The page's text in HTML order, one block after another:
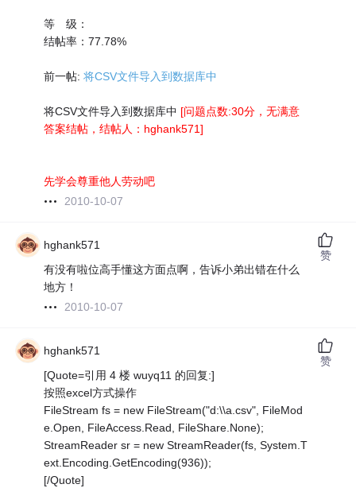
等 级：
结帖率：77.78%
前一帖:将CSV文件导入到数据库中
将CSV文件导入到数据库中 [问题点数:30分，无满意
答案结帖，结帖人：hghank571]
先学会尊重他人劳动吧
2010-10-07
hghank571
有没有啦位高手懂这方面点啊，告诉小弟出错在什么
地方！
2010-10-07
赞
hghank571
[Quote=引用 4 楼 wuyq11 的回复:]
按照excel方式操作
FileStream fs = new FileStream("d:\\a.csv", FileMod
e.Open, FileAccess.Read, FileShare.None);
StreamReader sr = new StreamReader(fs, System.T
ext.Encoding.GetEncoding(936));
[/Quote]
赞